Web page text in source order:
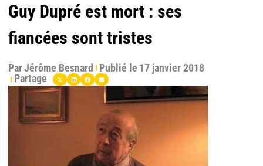
Guy Dupré est mort : ses
fiancées sont tristes
ParJérôme Besnard Publié le 17 janvier 2018
Partage